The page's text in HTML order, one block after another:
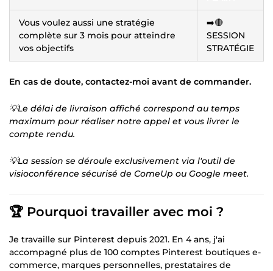
Vous voulez aussi une stratégie
complète sur 3 mois pour atteindre
vos objectifs
➡️🔴
SESSION
STRATÉGIE
En cas de doute, contactez-moi avant de commander.
💡Le délai de livraison affiché correspond au temps
maximum pour réaliser notre appel et vous livrer le
compte rendu.
💡La session se déroule exclusivement via l'outil de
visioconférence sécurisé de ComeUp ou Google meet.
🏆 Pourquoi travailler avec moi ?
Je travaille sur Pinterest depuis 2021. En 4 ans, j'ai
accompagné plus de 100 comptes Pinterest boutiques e-
commerce, marques personnelles, prestataires de